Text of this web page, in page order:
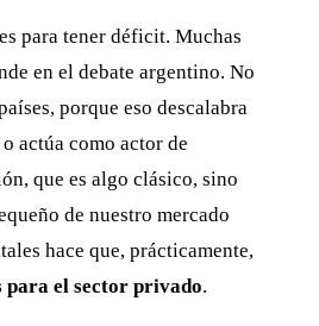
para tener déficit. Muchas
en el debate argentino. No
porque eso descalabra
actúa como actor de
que es algo clásico, sino
de nuestro mercado
hace que, prácticamente,
para el sector privado.